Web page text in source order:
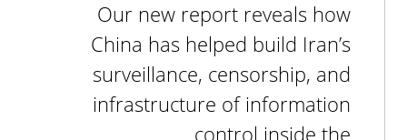
Our new report reveals how
China has helped build Iran’s
surveillance, censorship, and
infrastructure of information
control inside the